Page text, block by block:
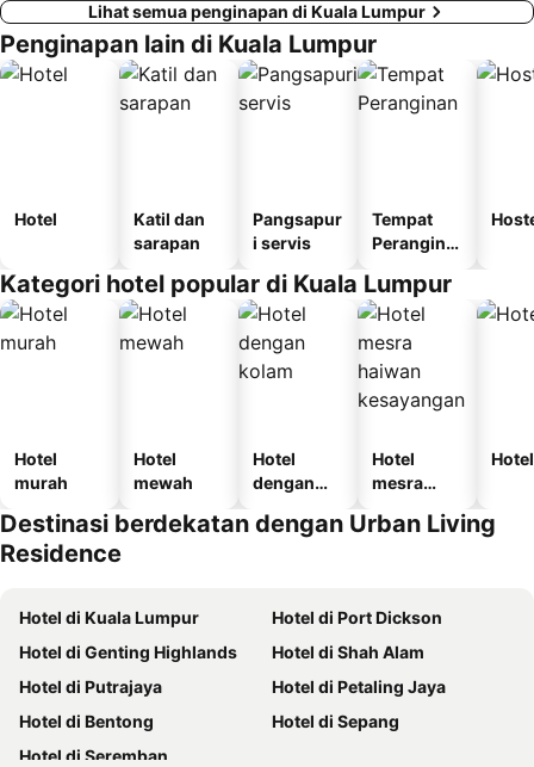
Lihat semua penginapan di Kuala Lumpur
Penginapan lain di Kuala Lumpur
Hotel
Katil dan
sarapan
Pangsapur
i servis
Tempat
Perangina
Kategori hotel popular di Kuala Lumpur
Hotel
murah
Hotel
mewah
Hotel
dengan
Hotel
mesra
kesayanga
Destinasi berdekatan dengan Urban Living
Residence
Hotel di Kuala Lumpur
Hotel di Port Dickson
Hotel di Genting Highlands
Hotel di Shah Alam
Hotel di Putrajaya
Hotel di Petaling Jaya
Hotel di Bentong
Hotel di Sepang
Hotel di Seremban